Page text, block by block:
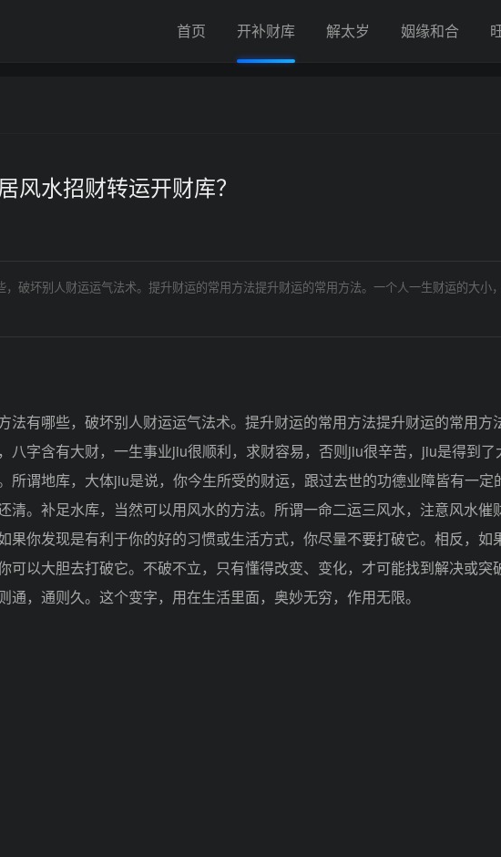
首页 开补财库 解太岁 姻缘和合
风水招财转运开财库？
破坏别人财运运气法术。提升财运的常用方法提升财运的常用方法。一个人一生财运的大小
有哪些，破坏别人财运运气法术。提升财运的常用方法提升财运的常用方
八字含有大财，一生事业jiu很顺利，求财容易，否则jiu很辛苦，jiu是得到
所谓地库，大体jiu是说，你今生所受的财运，跟过去世的功德业障皆有一定
清。补足水库，当然可以用风水的方法。所谓一命二运三风水，注意风水催
果你发现是有利于你的好的习惯或生活方式，你尽量不要打破它。相反，如
可以大胆去打破它。不破不立，只有懂得改变、变化，才可能找到解决或突
，通则久。这个变字，用在生活里面，奥妙无穷，作用无限。